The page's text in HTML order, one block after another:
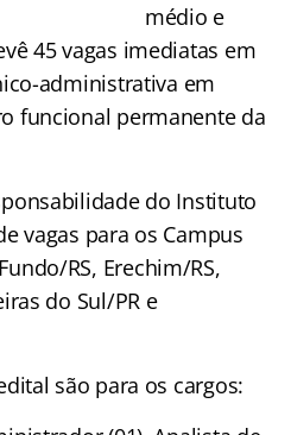
médio e
45 vagas imediatas em
administrativa em
funcional permanente da
do Instituto
vagas para os Campus
RS, Erechim/RS,
do Sul/PR e
são para os cargos: